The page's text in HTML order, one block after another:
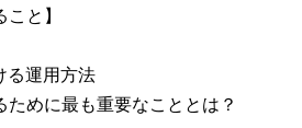
と】
る運用方法
めに最も重要なこととは？